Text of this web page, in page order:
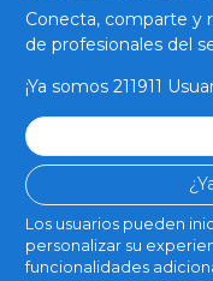
Conecta, comparte y
de profesionales del
¡Ya somos 211911
Los usuarios pueden
personalizar su
funcionalidades